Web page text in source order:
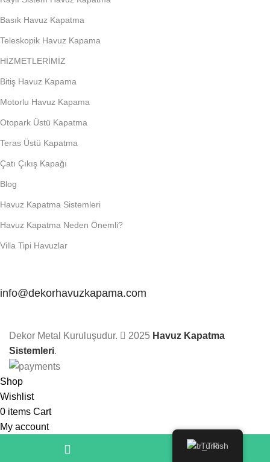
Basık Havuz Kapatma
Teleskopik Havuz Kapama
HİZMETLERİMİZ
Bitiş Havuz Kapama
Motorlu Havuz Kapama
Otopark Üstü Kapatma
Teras Üstü Kapatma
Çatı Çıkış Kapağı
Blog
Havuz Kapatma Sistemleri
Havuz Kapatma Neden Önemli?
Villa Tipi Havuzlar
info@dekorhavuzkapama.com
Dekor Metal Kuruluşudur. 2025 Havuz Kapatma
Sistemleri.
Turkish
Shop
Wishlist
0 items Cart
My account